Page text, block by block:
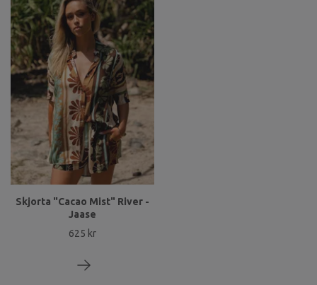
Skjorta "Cacao Mist" River -
Jaase
625 kr